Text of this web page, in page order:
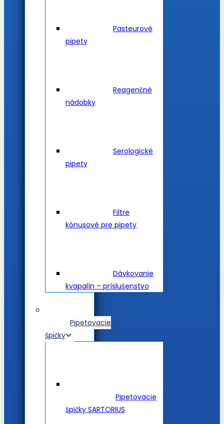
Pasteurové
pipety
Reagenčné
nádobky
Serologické
pipety
Filtre
kónusové pre pipety
Dávkovanie
kvapalín – príslušenstvo
Pipetovacie
špičky
Pipetovacie
špičky SARTORIUS